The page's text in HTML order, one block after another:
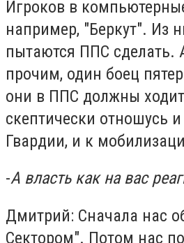
Игроков в
например, "Беркут". Из
пытаются ППС сделать.
прочим, один боец
они в ППС должны
скептически отношусь
Гвардии, и к
-А власть как на вас
Дмитрий: Сначала нас
Сектором". Потом нас